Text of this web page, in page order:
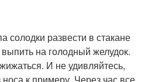
солодки развести в стакане
на голодный желудок.
И не удивляйтесь,